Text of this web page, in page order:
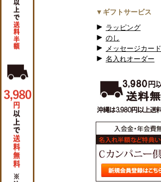
▼ギフトサービス
ラッピング
のし
メッセージカード
名入れオーダー